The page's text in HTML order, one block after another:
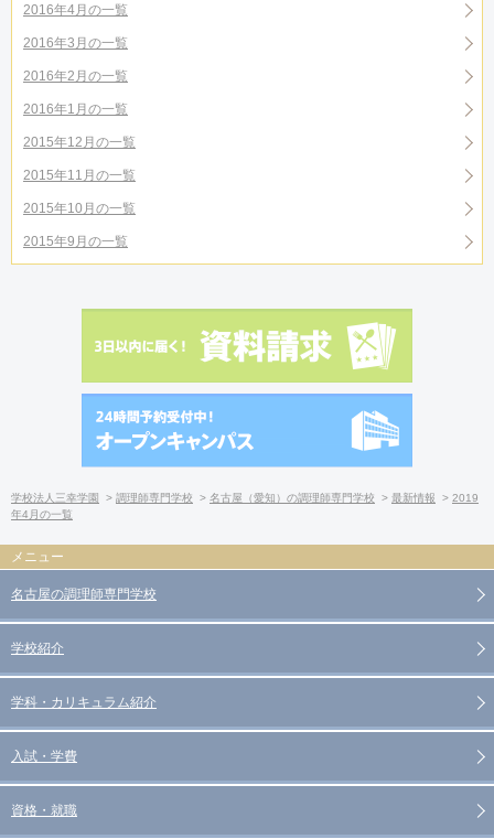
2016年4月の一覧
2016年3月の一覧
2016年2月の一覧
2016年1月の一覧
2015年12月の一覧
2015年11月の一覧
2015年10月の一覧
2015年9月の一覧
学校法人三幸学園 調理師専門学校 名古屋（愛知）の調理師専門学校 最新情報
2019
年4月の一覧
名古屋の調理師専門学校
学校紹介
学科・カリキュラム紹介
入試・学費
資格・就職